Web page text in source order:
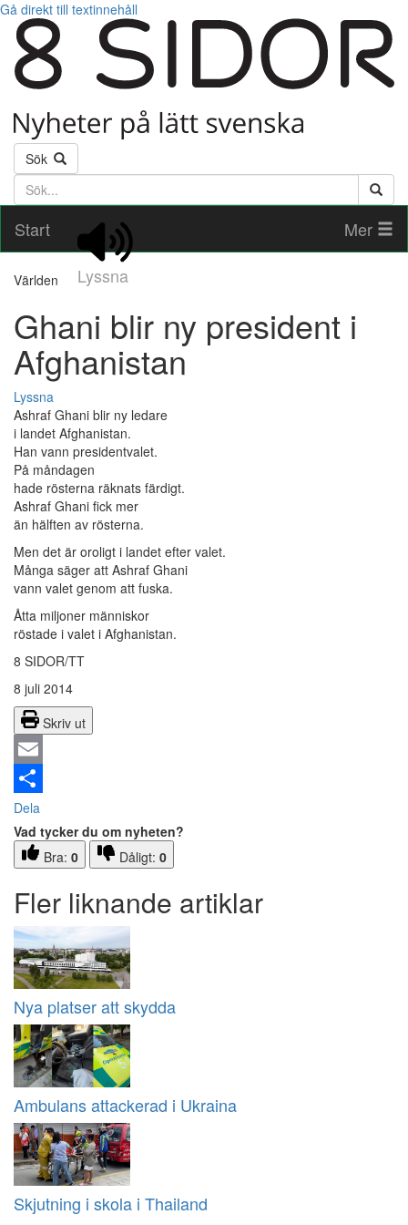
Gå direkt till textinnehåll
Sök
Söktext
Start
Lyssna
Mer
Världen
Ghani blir ny president i
Afghanistan
Lyssna
Ashraf Ghani blir ny ledare
i landet Afghanistan.
Han vann presidentvalet.
På måndagen
hade rösterna räknats färdigt.
Ashraf Ghani fick mer
än hälften av rösterna.
Men det är oroligt i landet efter valet.
Många säger att Ashraf Ghani
vann valet genom att fuska.
Åtta miljoner människor
röstade i valet i Afghanistan.
8 SIDOR/TT
8 juli 2014
Skriv ut
Email
Dela
Vad tycker du om nyheten?
Bra: 0 Dåligt: 0
Fler liknande artiklar
Nya platser att skydda
Ambulans attackerad i Ukraina
Skjutning i skola i Thailand